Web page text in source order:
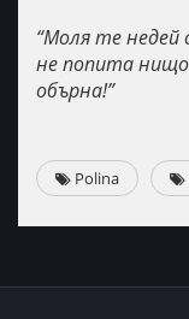
“Моля те недей
не попита нищо
обърна!”
Polina